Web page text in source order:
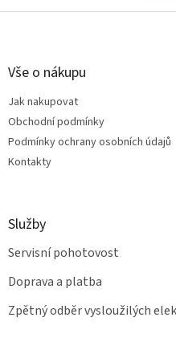
Z
Vše o nákupu
Jak nakupovat
Obchodní podmínky
Podmínky ochrany osobních údajů
Kontakty
Služby
Servisní pohotovost
Doprava a platba
Zpětný odběr vysloužilých